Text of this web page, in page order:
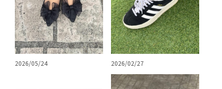
2026/05/24 2026/02/27